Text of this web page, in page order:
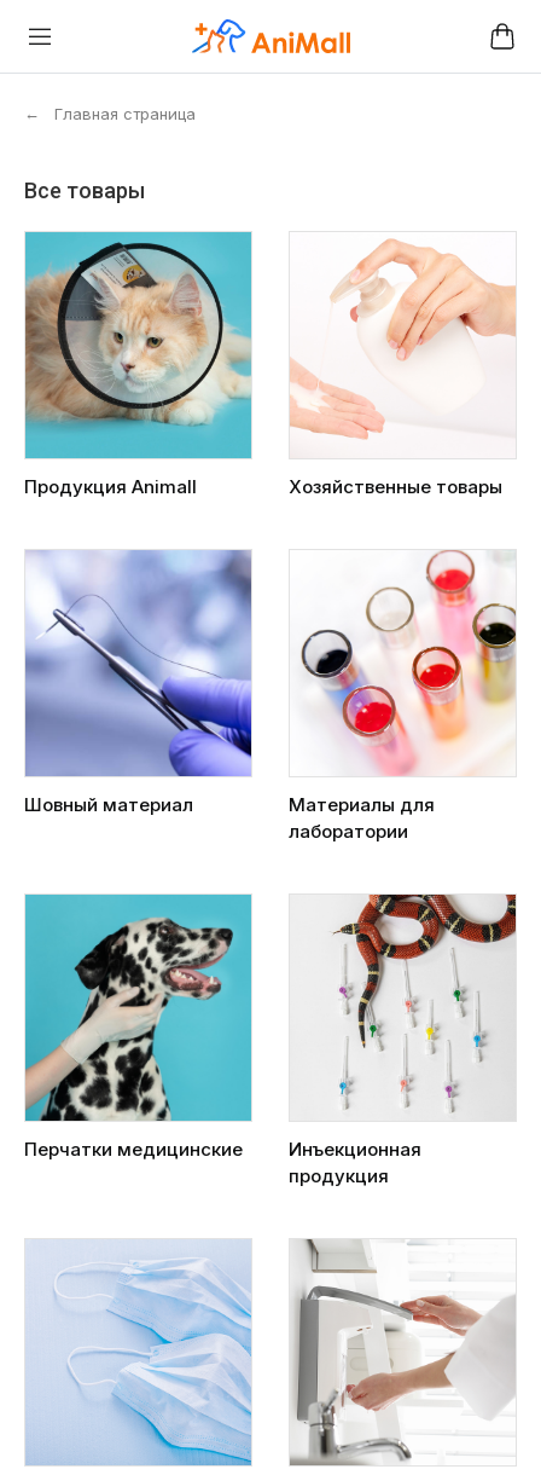
← Главная страница
Все товары
Продукция Animall Хозяйственные товары
Шовный материал
Материалы для
лаборатории
Перчатки медицинские
Инъекционная
продукция